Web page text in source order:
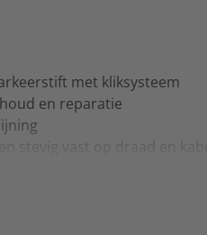
met kliksysteem
en reparatie
stevig vast op draad en kabel